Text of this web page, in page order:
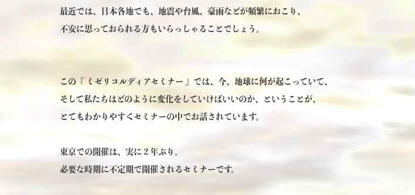
最近では、日本各地でも、地震や台風、豪雨などが頻繁におこり、
不安に思っておられる方もいらっしゃることでしょう。
この『 ミゼリコルディアセミナー 』では、今、地球に何が起こっていて、
そして私たちはどのように変化をしていけばいいのか、ということが、
とてもわかりやすくセミナーの中でお話されています。
東京での開催は、実に２年ぶり。
必要な時期に不定期で開催されるセミナーです。